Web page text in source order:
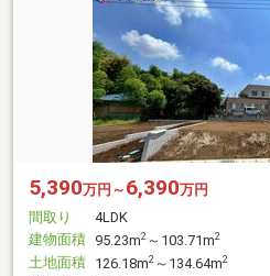
5,390万円～ 6,390万円
間取り
4LDK
建物面積 95.23m2 ～103.71m2
土地面積 126.18m2 ～134.64m2